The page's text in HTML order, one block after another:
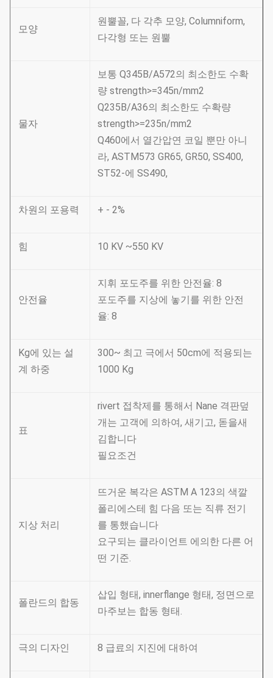
모양
원뿔꼴, 다 각추 모양, Columniform,
다각형 또는 원뿔
물자
보통 Q345B/A572의 최소한도 수확
량 strength>=345n/mm2
Q235B/A36의 최소한도 수확량
strength>=235n/mm2
Q460에서 열간압연 코일 뿐만 아니
라, ASTM573 GR65, GR50, SS400,
ST52-에 SS490,
차원의 포용력 + - 2%
힘 10 KV ~550 KV
안전율
지휘 포도주를 위한 안전율: 8
포도주를 지상에 놓기를 위한 안전
율: 8
Kg에 있는 설
계 하중
300~ 최고 극에서 50cm에 적용되는
1000 Kg
표
rivert 접착제를 통해서 Nane 격판덮
개는 고객에 의하여, 새기고, 돋을새
김합니다
필요조건
지상 처리
뜨거운 복각은 ASTM A 123의 색깔
폴리에스테 힘 다음 또는 직류 전기
를 통했습니다
요구되는 클라이언트 에의한 다른 어
떤 기준.
폴란드의 합동
삽입 형태, innerflange 형태, 정면으로
마주보는 합동 형태.
극의 디자인 8 급료의 지진에 대하여